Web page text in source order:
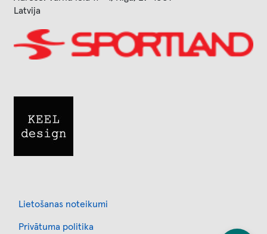
Latvija
Image
Lietošanas noteikumi
Privātuma politika